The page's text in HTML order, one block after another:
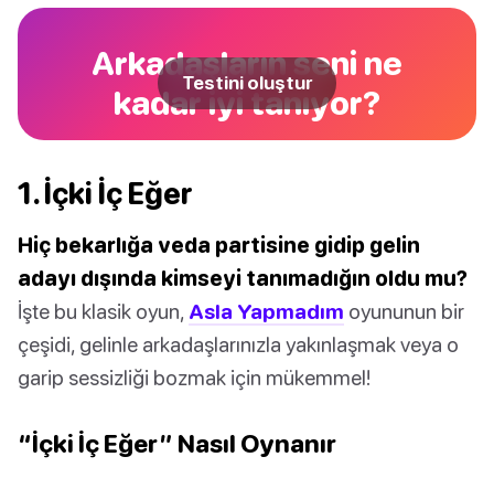
Arkadaşların seni ne
kadar iyi tanıyor?
Testini oluştur
1. İçki İç Eğer
Hiç bekarlığa veda partisine gidip gelin
adayı dışında kimseyi tanımadığın oldu mu?
İşte bu klasik oyun, Asla Yapmadım oyununun bir
çeşidi, gelinle arkadaşlarınızla yakınlaşmak veya o
garip sessizliği bozmak için mükemmel!
“İçki İç Eğer” Nasıl Oynanır